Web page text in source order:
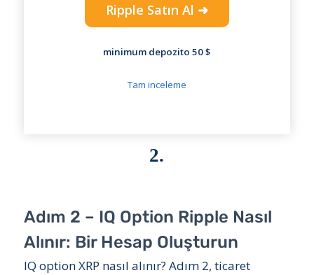
Ripple Satın Al ➜
minimum depozito 50 $
Tam inceleme
2.
Adım 2 – IQ Option Ripple Nasıl
Alınır: Bir Hesap Oluşturun
IQ option XRP nasıl alınır? Adım 2, ticaret